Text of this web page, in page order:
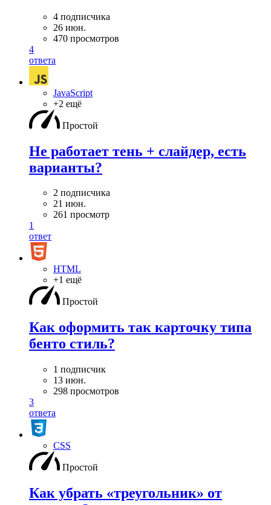
4 подписчика
26 июн.
470 просмотров
4
ответа
JavaScript
+2 ещё
Простой
Не работает тень + слайдер, есть
варианты?
2 подписчика
21 июн.
261 просмотр
1
ответ
HTML
+1 ещё
Простой
Как оформить так карточку типа
бенто стиль?
1 подписчик
13 июн.
298 просмотров
3
ответа
CSS
Простой
Как убрать «треугольник» от